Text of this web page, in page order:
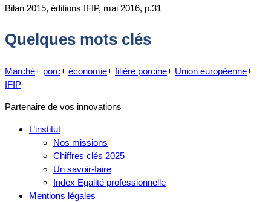
Bilan 2015, éditions IFIP, mai 2016, p.31
Quelques mots clés
Marché+ porc+ économie+ filière porcine+ Union européenne+
IFIP
Partenaire de vos innovations
L’institut
Nos missions
Chiffres clés 2025
Un savoir-faire
Index Egalité professionnelle
Mentions légales